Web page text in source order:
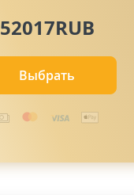
52017RUB
Выбрать